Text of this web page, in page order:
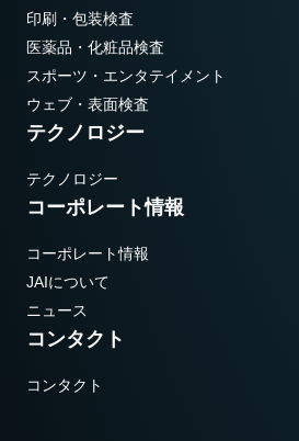
印刷・包装検査
医薬品・化粧品検査
スポーツ・エンタテイメント
ウェブ・表面検査
テクノロジー
テクノロジー
コーポレート情報
コーポレート情報
JAIについて
ニュース
コンタクト
コンタクト